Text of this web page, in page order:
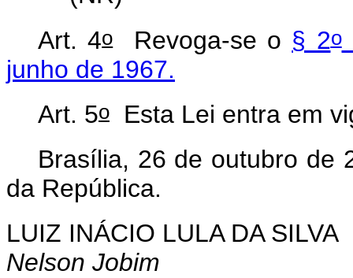
Art. 4oRevoga-se o § 2o
junho de 1967.
Art. 5o Esta Lei entra em
Brasília, 26 de outubro de
da República.
LUIZ INÁCIO LULA DA SILVA
Nelson Jobim